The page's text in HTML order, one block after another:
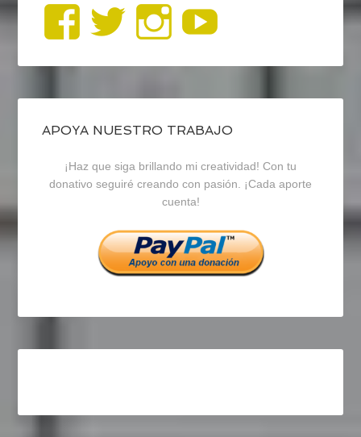
Ver
perfil
de
blogrecursosep
en
Facebook
Ver
perfil
de
recursosep
en
Twitter
Ver
perfil
de
recursosep
en
Instagram
APOYA NUESTRO TRABAJO
¡Haz que siga brillando mi creatividad! Con tu
donativo seguiré creando con pasión. ¡Cada aporte
cuenta!